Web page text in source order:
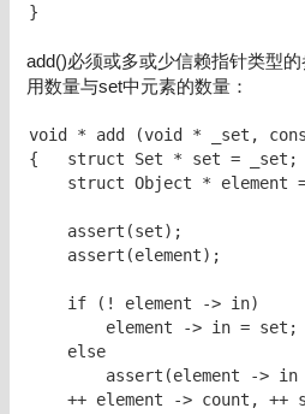
}
add()必须或多或少信赖指针类型
用数量与set中元素的数量：
void * add (void * _set,
{   struct Set * set = _set;
struct Object * element =
assert(set);
assert(element);
if (! element -> in)
element -> in = set;
else
assert(element -> in
++ element -> count, ++